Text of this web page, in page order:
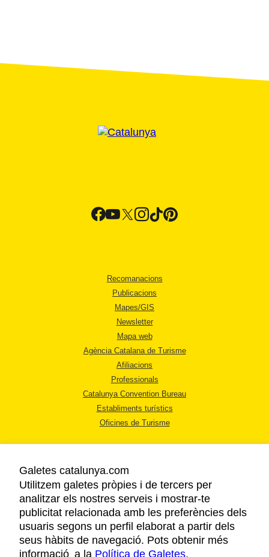
Recomanacions
Publicacions
Mapes/GIS
Newsletter
Mapa web
Agència Catalana de Turisme
Afiliacions
Professionals
Catalunya Convention Bureau
Establiments turístics
Oficines de Turisme
AVÍS LEGAL
POLÍTICA DE PRIVACITAT
COOKIES
ACCESSIBILITAT
Galetes catalunya.com
Utilitzem galetes pròpies i de tercers per
analitzar els nostres serveis i mostrar-te
publicitat relacionada amb les preferències dels
usuaris segons un perfil elaborat a partir dels
seus hàbits de navegació. Pots obtenir més
informació a la Política de Galetes.